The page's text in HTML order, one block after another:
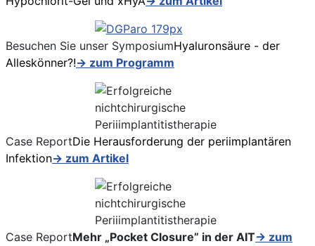
Besuchen Sie unser SymposiumHyaluronsäure - der
Alleskönner?!→ zum Programm
Case ReportDie Herausforderung der periimplantären
Infektion→ zum Artikel
Case ReportMehr „Pocket Closure” in der AIT→ zum